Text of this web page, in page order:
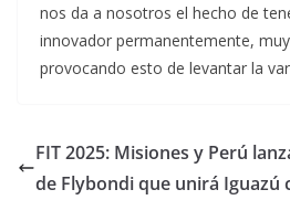
nos da a nosotros el hecho de
innovador permanentemente,
provocando esto de levantar la
FIT 2025: Misiones y Perú
de Flybondi que unirá Iguazú